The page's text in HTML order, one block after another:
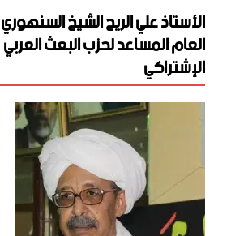
الأستاذ علي الريح الشيخ
العام المساعد لحزب البعث العربي
الإشتراكي